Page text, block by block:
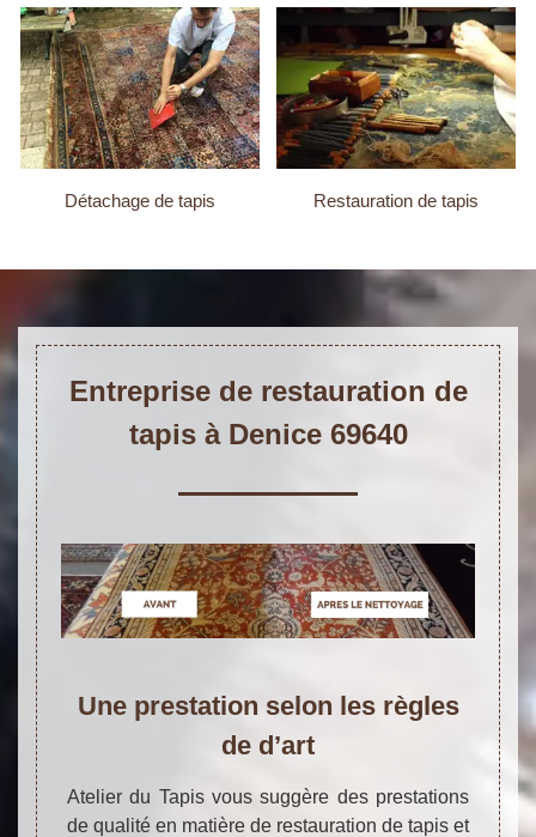
Détachage de tapis Restauration de tapis
Entreprise de restauration de
tapis à Denice 69640
Une prestation selon les règles
de d’art
Atelier du Tapis vous suggère des prestations
de qualité en matière de restauration de tapis et